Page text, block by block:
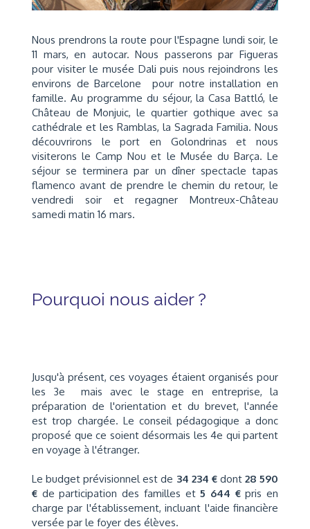
Nous prendrons la route pour l'Espagne lundi soir, le
11 mars, en autocar. Nous passerons par Figueras
pour visiter le musée Dali puis nous rejoindrons les
environs de Barcelone pour notre installation en
famille. Au programme du séjour, la Casa Battló, le
Château de Monjuic, le quartier gothique avec sa
cathédrale et les Ramblas, la Sagrada Familia. Nous
découvrirons le port en Golondrinas et nous
visiterons le Camp Nou et le Musée du Barça. Le
séjour se terminera par un dîner spectacle tapas
flamenco avant de prendre le chemin du retour, le
vendredi soir et regagner Montreux-Château
samedi matin 16 mars.
Pourquoi nous aider ?
Jusqu'à présent, ces voyages étaient organisés pour
les 3e mais avec le stage en entreprise, la
préparation de l'orientation et du brevet, l'année
est trop chargée. Le conseil pédagogique a donc
proposé que ce soient désormais les 4e qui partent
en voyage à l'étranger.
Le budget prévisionnel est de 34 234 €dont 28 590
€ de participation des familles et5 644 €pris en
charge par l'établissement, incluant l'aide financière
versée par le foyer des élèves.